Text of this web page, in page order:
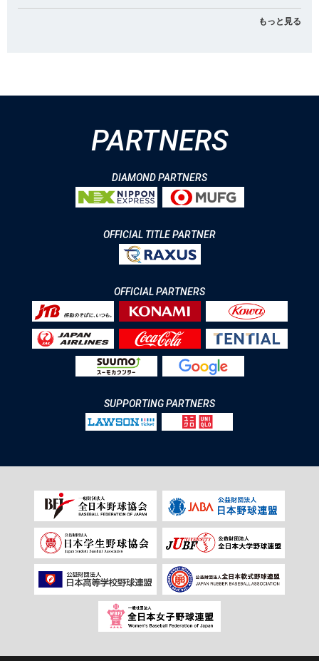
もっと見る
PARTNERS
DIAMOND PARTNERS
OFFICIAL TITLE PARTNER
OFFICIAL PARTNERS
SUPPORTING PARTNERS